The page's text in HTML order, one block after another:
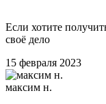
Если хотите
своё дело
15 февраля 2023
максим н.